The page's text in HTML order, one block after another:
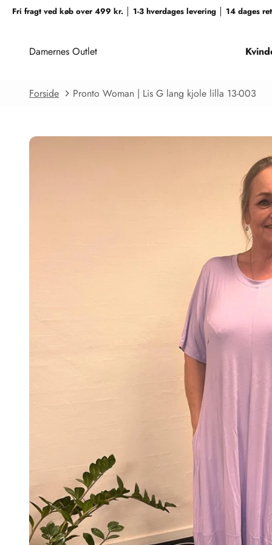
Spring til indhold
Fri fragt ved køb over 499 kr. │ 1-3 hverdages levering │ 14 dages
Damernes Outlet
Forside Pronto Woman | Lis G lang kjole lilla 13-003